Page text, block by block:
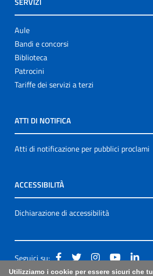
Aule
Bandi e concorsi
Biblioteca
Patrocini
Tariffe dei servizi a terzi
ATTI DI NOTIFICA
Atti di notificazione per pubblici proclami
ACCESSIBILITÀ
Dichiarazione di accessibilità
Seguici su:
Utilizziamo i cookie per essere sicuri che tu